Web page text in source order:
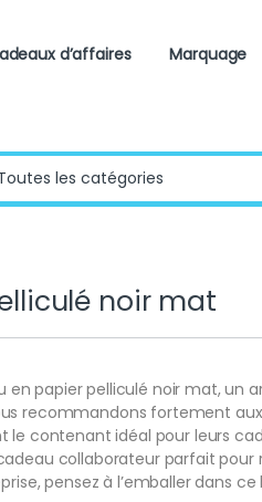
d’affaires Marquage
noir mat
en papier pelliculé noir mat, un
recommandons fortement
le contenant idéal pour leurs
collaborateur parfait pour
pensez à l’emballer dans ce